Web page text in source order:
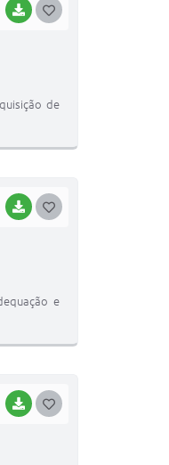
BAIXAR
de
BAIXAR
e
BAIXAR